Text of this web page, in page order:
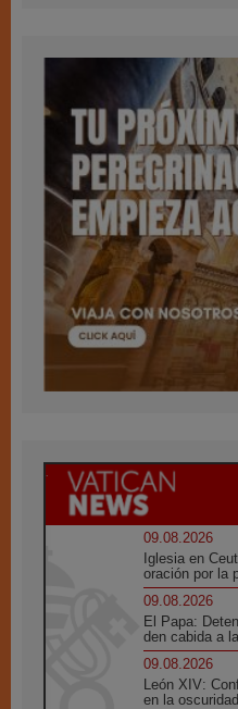
09.08.2026
Iglesia en
oración por la
09.08.2026
El Papa:
den cabida a
09.08.2026
León XIV:
en la oscuridad